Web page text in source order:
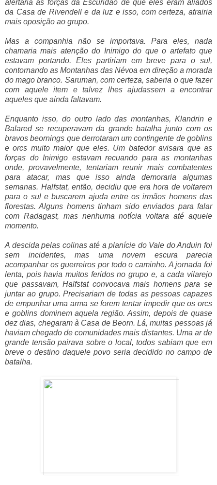
alertaria as forças da Escuridão de que eles eram aliados
da Casa de Rivendell e da luz e isso, com certeza, atrairia
mais oposição ao grupo.
Mas a companhia não se importava. Para eles, nada
chamaria mais atenção do Inimigo do que o artefato que
estavam portando. Eles partiriam em breve para o sul,
contornando as Montanhas das Névoa em direção a morada
do mago branco. Saruman, com certeza, saberia o que fazer
com aquele item e talvez lhes ajudassem a encontrar
aqueles que ainda faltavam.
Enquanto isso, do outro lado das montanhas, Klandrin e
Balared se recuperavam da grande batalha junto com os
bravos beornings que derrotaram um contingente de goblins
e orcs muito maior que eles. Um batedor avisara que as
forças do Inimigo estavam recuando para as montanhas
onde, provavelmente, tentariam reunir mais combatentes
para atacar, mas que isso ainda demoraria algumas
semanas. Halfstat, então, decidiu que era hora de voltarem
para o sul e buscarem ajuda entre os irmãos homens das
florestas. Alguns homens tinham sido enviados para falar
com Radagast, mas nenhuma notícia voltara até aquele
momento.
A descida pelas colinas até a planície do Vale do Anduin foi
sem incidentes, mas uma novem escura parecia
acompanhar os guerreiros por todo o caminho. A jornada foi
lenta, pois havia muitos feridos no grupo e, a cada vilarejo
que passavam, Halfstat convocava mais homens para se
juntar ao grupo. Precisariam de todas as pessoas capazes
de empunhar uma arma se forem tentar impedir que os orcs
e goblins dominem aquela região. Assim, depois de quase
dez dias, chegaram à Casa de Beorn. Lá, muitas pessoas já
haviam chegado de comunidades mais distantes. Uma ar de
grande tensão pairava sobre o local, todos sabiam que em
breve o destino daquele povo seria decidido no campo de
batalha.